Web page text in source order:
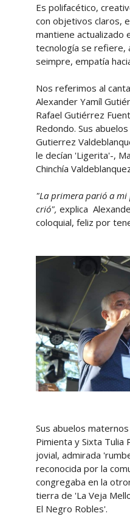
Es polifacético,
con objetivos claros,
mantiene actualizado
tecnología se refiere,
seimpre, empatía
Nos referimos al
Alexander Yamíl
Rafael Gutiérrez
Redondo. Sus
Gutierrez
le decían 'Ligerita'-,
Chinchía
"La primera parió a mi
crió", explica
coloquial, feliz por
Sus abuelos
Pimienta y Sixta Tulia
jovial, admirada
reconocida por la
congregaba en la
tierra de 'La Veja
El Negro Robles'.